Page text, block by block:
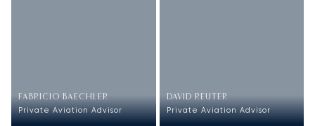
FABRICIO BAECHLER
Private Aviation Advisor
DAVID REUTER
Private Aviation Advisor